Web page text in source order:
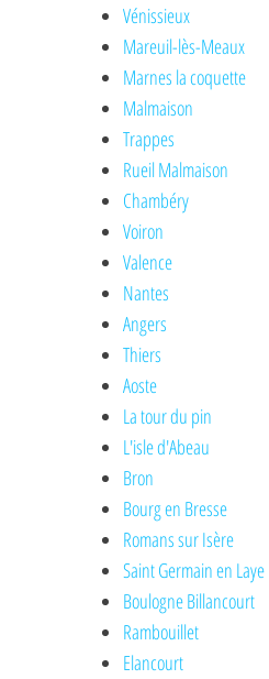
Vénissieux
Mareuil-lès-Meaux
Marnes la coquette
Malmaison
Trappes
Rueil Malmaison
Chambéry
Voiron
Valence
Nantes
Angers
Thiers
Aoste
La tour du pin
L'isle d'Abeau
Bron
Bourg en Bresse
Romans sur Isère
Saint Germain en Laye
Boulogne Billancourt
Rambouillet
Elancourt